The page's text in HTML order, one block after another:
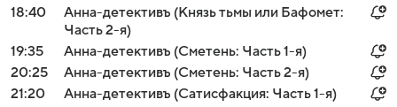
18:40
Анна-детективъ (Князь тьмы или Бафомет:
Часть 2-я)
19:35
Анна-детективъ (Сметень: Часть 1-я)
20:25
Анна-детективъ (Сметень: Часть 2-я)
21:20
Анна-детективъ (Сатисфакция: Часть 1-я)